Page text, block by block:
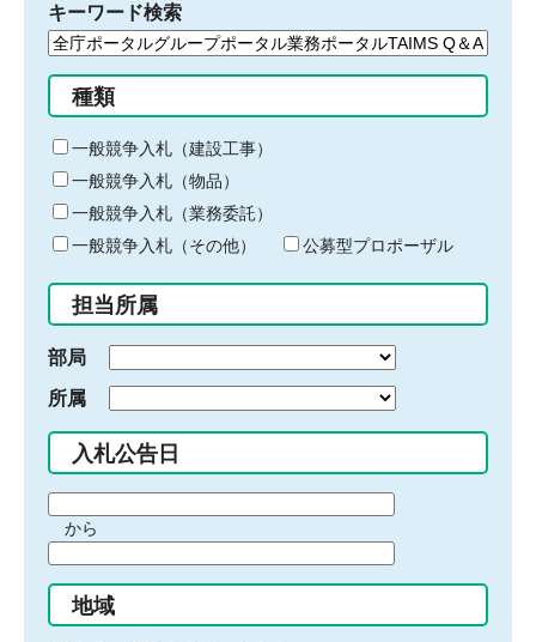
キーワード検索
検
る
キ
ー
ワ
ー
ド
入
力
種類
一般競争入札（建設工事）
一般競争入札（物品）
一般競争入札（業務委託）
一般競争入札（その他）
公募型プロポーザル
担当所属
部局
所属
入札公告日
間
始
り
から
間
終
地域